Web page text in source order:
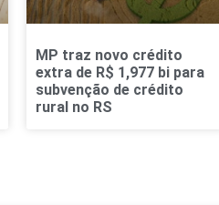
MP traz novo crédito
extra de R$ 1,977 bi para
subvenção de crédito
rural no RS